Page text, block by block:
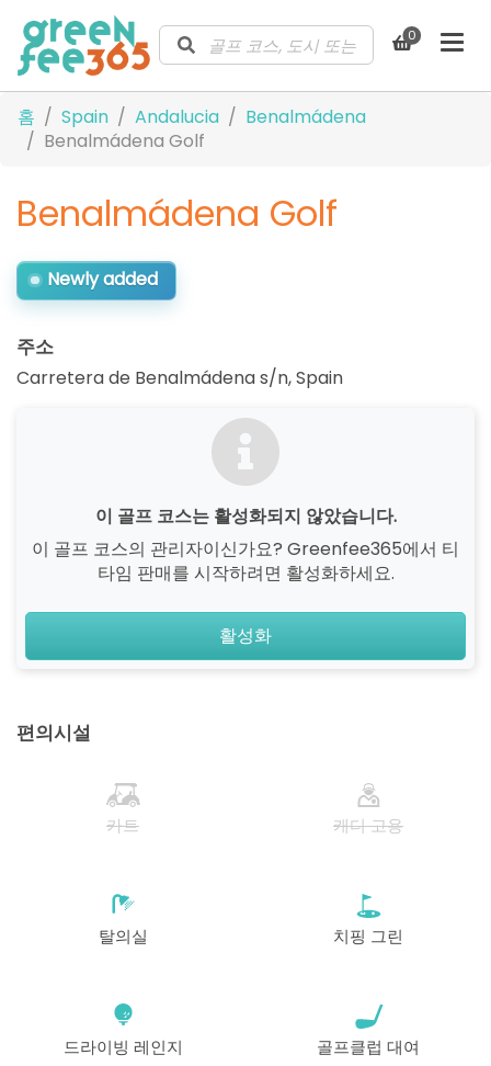
0
홈 Spain Andalucia
Benalmádena
Benalmádena Golf
Benalmádena Golf
Newly added
주소
Carretera de Benalmádena s/n,Spain
이 골프 코스는 활성화되지 않았습니다.
이 골프 코스의 관리자이신가요? Greenfee365에서 티
타임 판매를 시작하려면 활성화하세요.
활성화
편의시설
카트 캐디 고용
탈의실 치핑 그린
드라이빙 레인지 골프클럽 대여